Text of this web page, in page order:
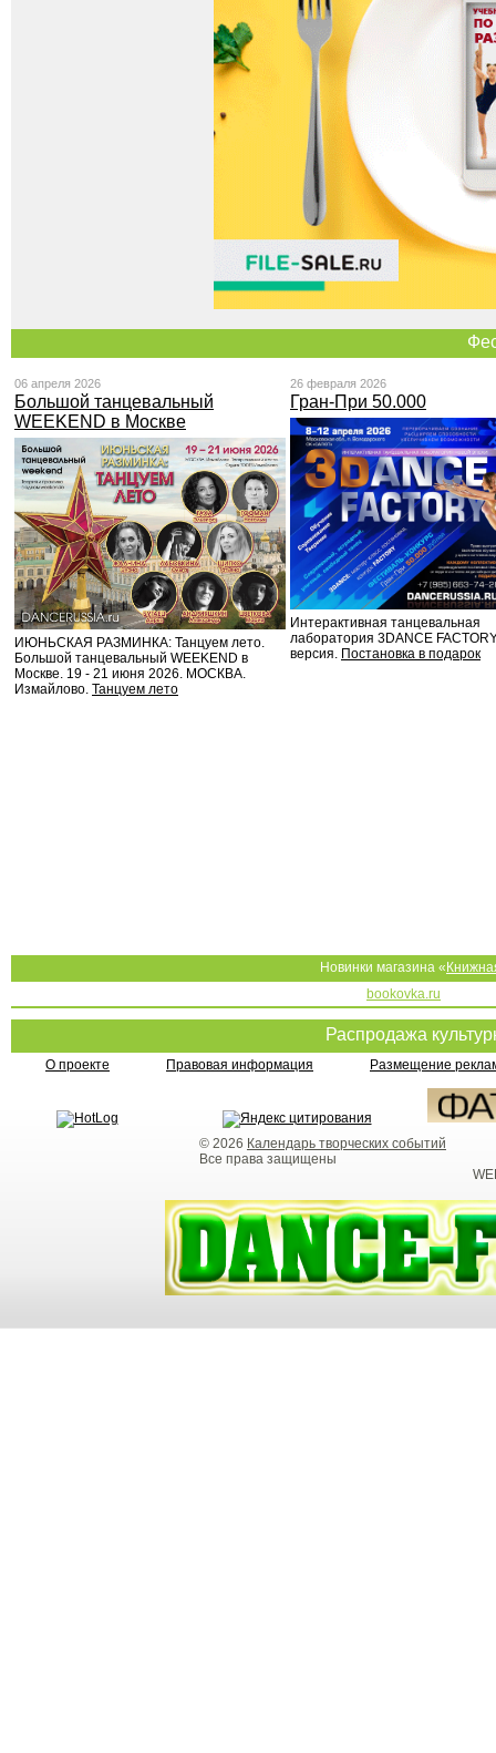
06 апреля 2026
Большой танцевальный
WEEKEND в Москве
ИЮНЬСКАЯ РАЗМИНКА: Танцуем лето.
Большой танцевальный WEEKEND в
Москве. 19 - 21 июня 2026. МОСКВА.
Измайлово. Танцуем лето
26 февраля 2026
Гран-При 50.000
Интерактивная танцевальная
лаборатория 3DANCE
версия. Постановка в подарок
Новинки магазина «
bookovka.ru
Распродажа
О проекте Правовая информация Размещение
© 2026 Календарь творческих событий
Все права защищены